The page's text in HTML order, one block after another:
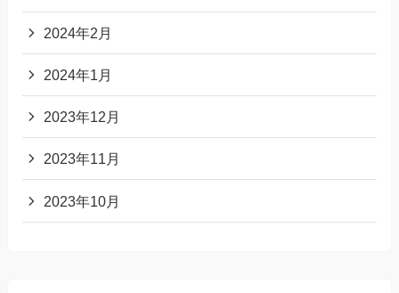
2024年2月
2024年1月
2023年12月
2023年11月
2023年10月